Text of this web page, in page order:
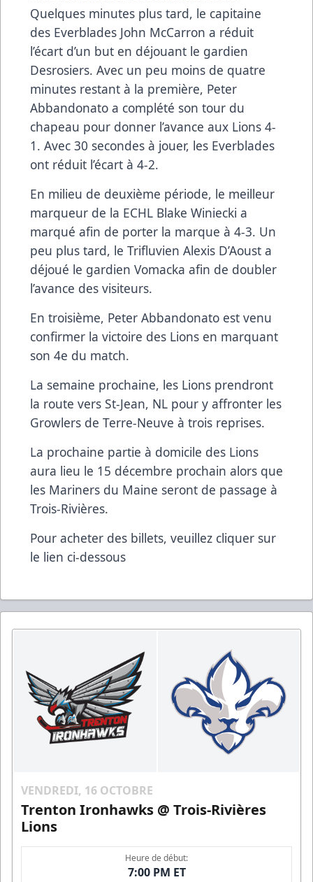
Quelques minutes plus tard, le capitaine
des Everblades John McCarron a réduit
l’écart d’un but en déjouant le gardien
Desrosiers. Avec un peu moins de quatre
minutes restant à la première, Peter
Abbandonato a complété son tour du
chapeau pour donner l’avance aux Lions 4-
1. Avec 30 secondes à jouer, les Everblades
ont réduit l’écart à 4-2.
En milieu de deuxième période, le meilleur
marqueur de la ECHL Blake Winiecki a
marqué afin de porter la marque à 4-3. Un
peu plus tard, le Trifluvien Alexis D’Aoust a
déjoué le gardien Vomacka afin de doubler
l’avance des visiteurs.
En troisième, Peter Abbandonato est venu
confirmer la victoire des Lions en marquant
son 4e du match.
La semaine prochaine, les Lions prendront
la route vers St-Jean, NL pour y affronter les
Growlers de Terre-Neuve à trois reprises.
La prochaine partie à domicile des Lions
aura lieu le 15 décembre prochain alors que
les Mariners du Maine seront de passage à
Trois-Rivières.
Pour acheter des billets, veuillez cliquer sur
le lien ci-dessous
VENDREDI, 16 OCTOBRE
Trenton Ironhawks @ Trois-Rivières
Lions
Heure de début:
7:00 PM ET